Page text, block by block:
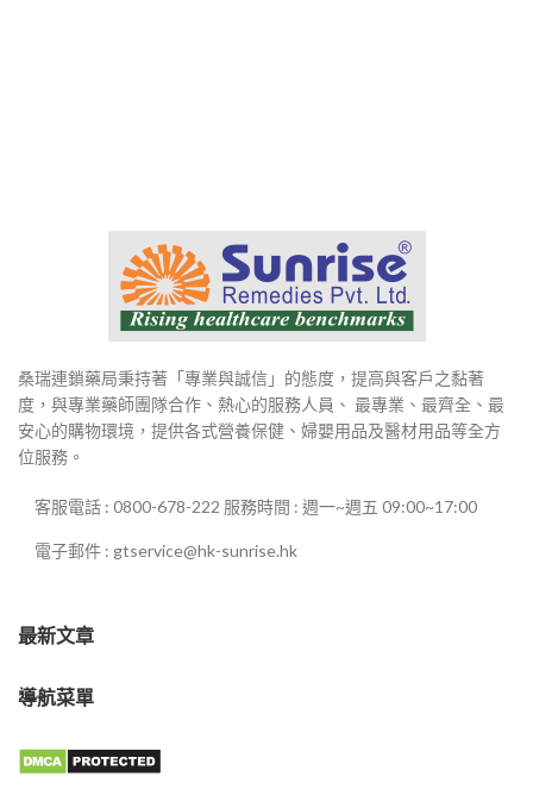
桑瑞連鎖藥局秉持著「專業與誠信」的態度，提高與客戶之黏著
度，與專業藥師團隊合作、熱心的服務人員、 最專業、最齊全、最
安心的購物環境，提供各式營養保健、婦嬰用品及醫材用品等全方
位服務。
客服電話 : 0800-678-222 服務時間 : 週一~週五 09:00~17:00
電子郵件 : gtservice@hk-sunrise.hk
最新文章
導航菜單